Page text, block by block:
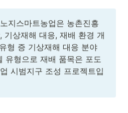
지스마트농업은 농촌진흥
기상재해 대응, 재배 환경 개
형 증 기상재해 대응 분야
유형으로 재배 품목은 포도
시범지구 조성 프로젝트입